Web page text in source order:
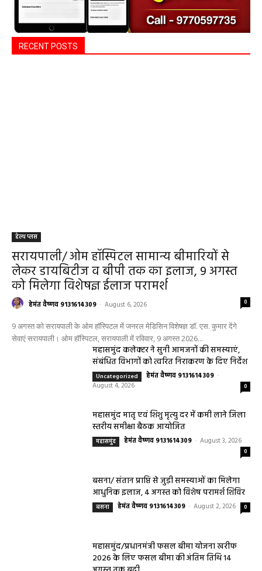
RECENT POSTS
हेल्थ प्लस
सरायपाली/ ओम हॉस्पिटल सामान्य बीमारियों से
लेकर डायबिटीज व बीपी तक का इलाज, 9 अगस्त
को मिलेगा विशेषज्ञ ईलाज परामर्श
हेमंत वैष्णव 9131614309 - August 6, 2026 0
9 अगस्त को सरायपाली के ओम हॉस्पिटल में जनरल मेडिसिन विशेषज्ञ डॉ. एस. कुमार देंगे
सेवाएं सरायपाली। ओम हॉस्पिटल, सरायपाली में रविवार, 9 अगस्त 2026...
महासमुंद कलेक्टर ने सुनी आमजनों की समस्याएं,
संबंधित विभागों को त्वरित निराकरण के दिए निर्देश
Uncategorized हेमंत वैष्णव 9131614309 -
August 4, 2026
0
महासमुंद मातृ एवं शिशु मृत्यु दर में कमी लाने जिला
स्तरीय समीक्षा बैठक आयोजित
महासमुंद हेमंत वैष्णव 9131614309 - August 3, 2026
0
बसना/ संतान प्राप्ति से जुड़ी समस्याओं का मिलेगा
आधुनिक इलाज, 4 अगस्त को विशेष परामर्श शिविर
बसना हेमंत वैष्णव 9131614309 - August 2, 2026 0
महासमुंद/प्रधानमंत्री फसल बीमा योजना खरीफ
2026 के लिए फसल बीमा की अंतिम तिथि 14